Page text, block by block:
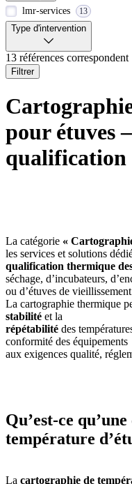
lmr-services
13
Type d'intervention
13 références correspondent
Filtrer
pour étuves
La catégorie «
les services et solutions
qualification thermique
séchage, d’incubateurs,
ou d’étuves de
La cartographie thermique
stabilité et la
répétabilité des
conformité des équipements
aux exigences qualité,
Qu’est-ce
température
La cartographie de